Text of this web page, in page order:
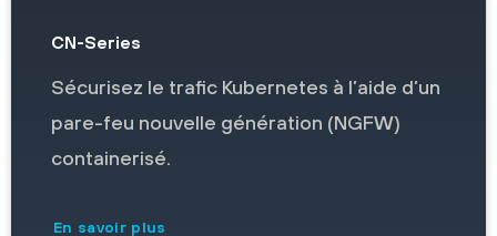
CN-Series
Sécurisez le trafic Kubernetes à l’aide d’un
pare-feu nouvelle génération (NGFW)
containerisé.
En savoir plus